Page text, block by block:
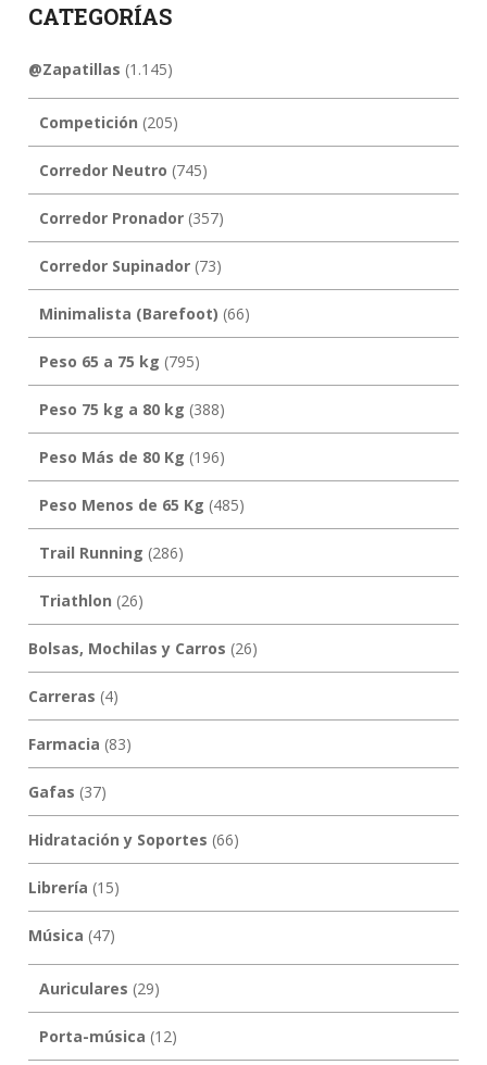
CATEGORÍAS
@Zapatillas (1.145)
Competición (205)
Corredor Neutro (745)
Corredor Pronador(357)
Corredor Supinador(73)
Minimalista (Barefoot) (66)
Peso 65 a 75 kg (795)
Peso 75 kg a 80 kg (388)
Peso Más de 80 Kg (196)
Peso Menos de 65 Kg (485)
Trail Running (286)
Triathlon (26)
Bolsas, Mochilas y Carros (26)
Carreras (4)
Farmacia (83)
Gafas (37)
Hidratación y Soportes (66)
Librería (15)
Música (47)
Auriculares (29)
Porta-música (12)